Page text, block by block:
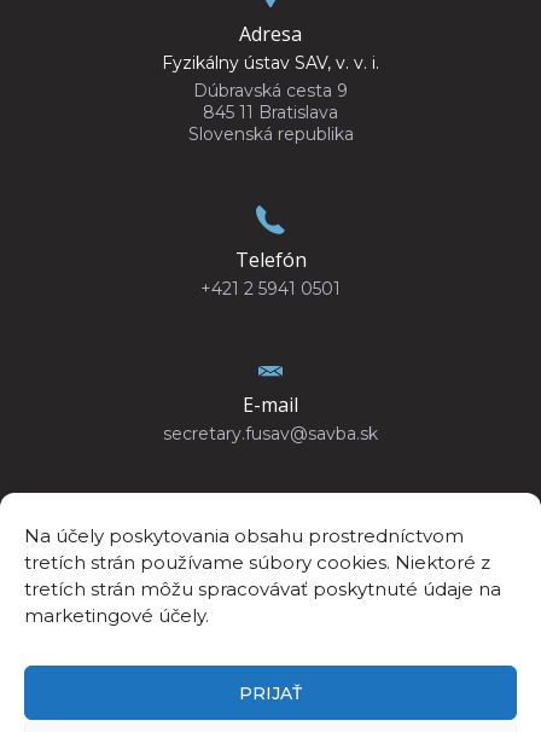
Na účely poskytovania obsahu prostredníctvom
tretích strán používame súbory cookies. Niektoré z
tretích strán môžu spracovávať poskytnuté údaje na
marketingové účely.
PRIJAŤ
Adresa
Fyzikálny ústav SAV, v. v. i.
Dúbravská cesta 9
845 11 Bratislava
Slovenská republika
Telefón
+421 2 5941 0501
E-mail
secretary.fusav@savba.sk
GPS poloha
48°10’4.440”N
17°04’14.447”E